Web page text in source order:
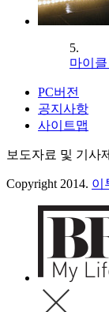
5.
마이
PC버전
공지사항
사이트맵
보도자료 및 기사
Copyright 2014. 이